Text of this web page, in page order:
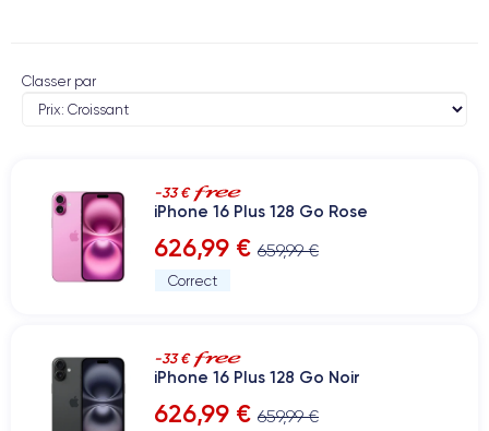
Classer par
-33 €
iPhone 16 Plus 128 Go Rose
626,99 € 659,99 €
Correct
-33 €
iPhone 16 Plus 128 Go Noir
626,99 € 659,99 €